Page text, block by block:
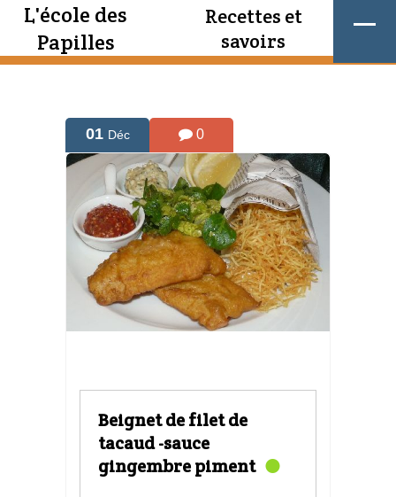
L'école des
Papilles
Recettes et
savoirs
01 Déc 0
Beignet de filet de
tacaud -sauce
gingembre piment